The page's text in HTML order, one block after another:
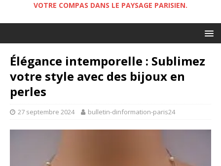
VOTRE COMPAS DANS LE PAYSAGE PARISIEN.
Élégance intemporelle : Sublimez
votre style avec des bijoux en
perles
27 septembre 2024 bulletin-dinformation-paris24